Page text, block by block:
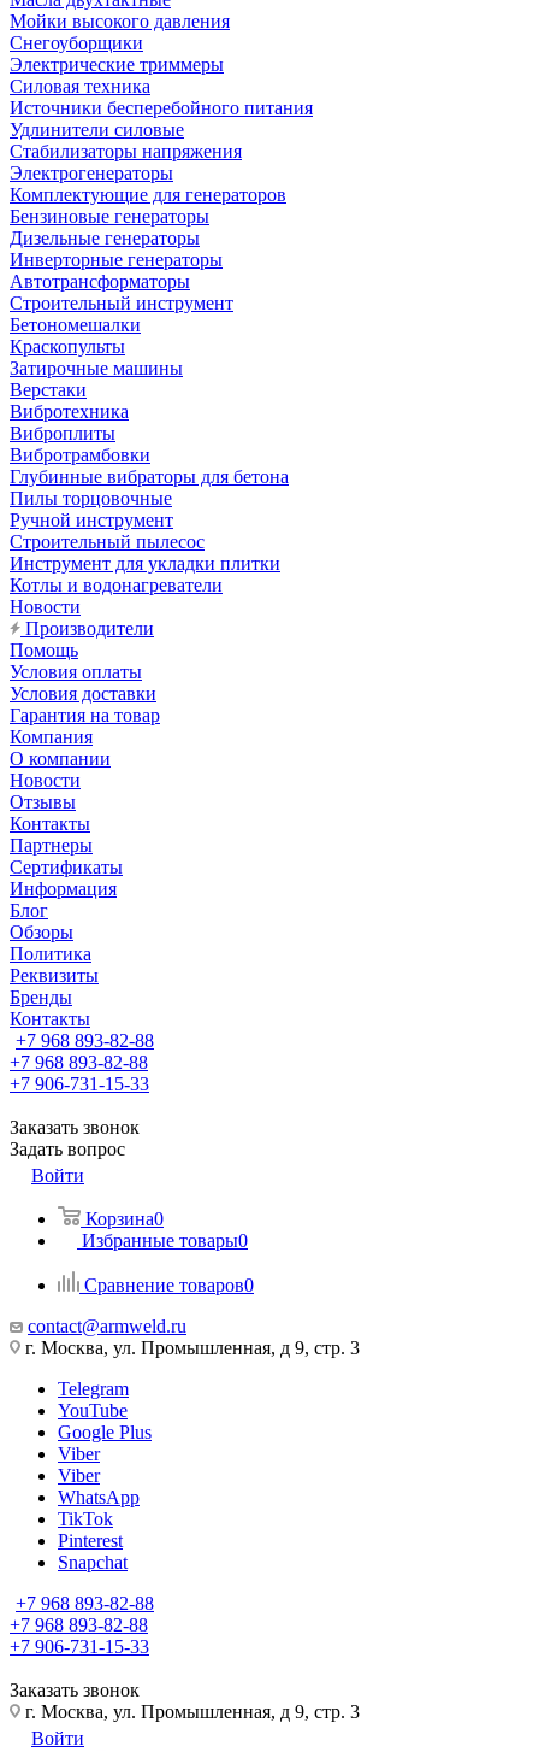
Мойки высокого давления
Снегоуборщики
Электрические триммеры
Силовая техника
Источники бесперебойного питания
Удлинители силовые
Стабилизаторы напряжения
Электрогенераторы
Комплектующие для генераторов
Бензиновые генераторы
Дизельные генераторы
Инверторные генераторы
Автотрансформаторы
Строительный инструмент
Бетономешалки
Краскопульты
Затирочные машины
Верстаки
Вибротехника
Виброплиты
Вибротрамбовки
Глубинные вибраторы для бетона
Пилы торцовочные
Ручной инструмент
Строительный пылесос
Инструмент для укладки плитки
Котлы и водонагреватели
Новости
Производители
Помощь
Условия оплаты
Условия доставки
Гарантия на товар
Компания
О компании
Новости
Отзывы
Контакты
Партнеры
Сертификаты
Информация
Блог
Обзоры
Политика
Реквизиты
Бренды
Контакты
+7 968 893-82-88
+7 968 893-82-88
+7 906-731-15-33
Заказать звонок
Задать вопрос
Войти
Корзина0
Избранные товары0
Сравнение товаров0
contact@armweld.ru
г. Москва, ул. Промышленная, д 9, стр. 3
Telegram
YouTube
Google Plus
Viber
Viber
WhatsApp
TikTok
Pinterest
Snapchat
+7 968 893-82-88
+7 968 893-82-88
+7 906-731-15-33
Заказать звонок
г. Москва, ул. Промышленная, д 9, стр. 3
Войти